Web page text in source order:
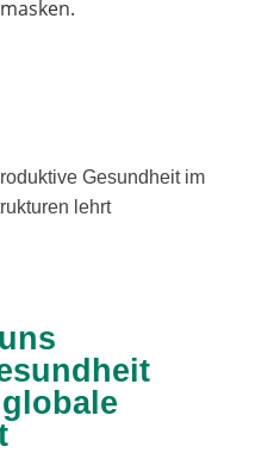
Gesundheit im
lehrt